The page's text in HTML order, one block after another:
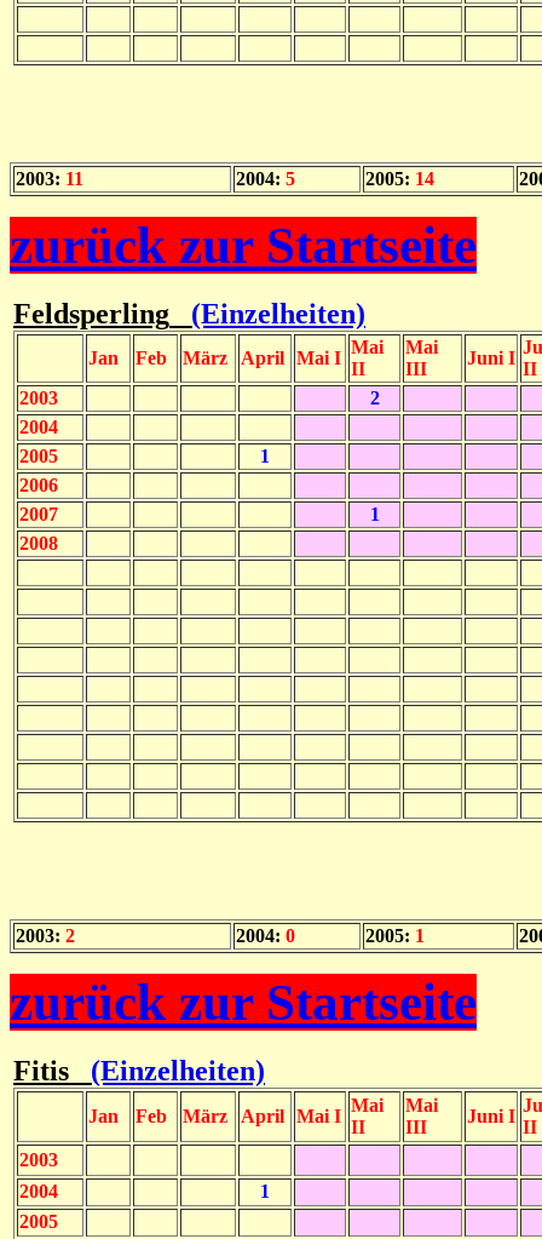
2003: 11 2004: 5 2005: 14
zurück zur Startseite
Feldsperling (Einzelheiten)
Jan Feb März April Mai I
Mai
II
Mai
III
Juni I
II
2003
2
2004
2005
1
2006
2007
1
2008
2003: 2 2004: 0 2005: 1
zurück zur Startseite
Fitis (Einzelheiten)
Jan Feb März April Mai I
Mai
II
Mai
III
Juni I
II
2003
2004
1
2005